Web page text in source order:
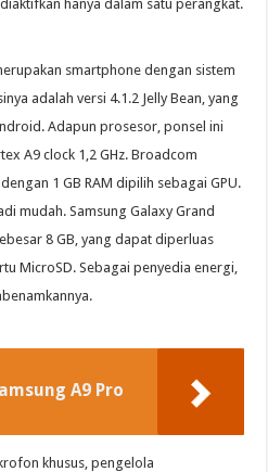
hanya dalam satu perangkat.
smartphone dengan sistem
adalah versi 4.1.2 Jelly Bean, yang
Adapun prosesor, ponsel ini
A9 clock 1,2 GHz. Broadcom
1 GB RAM dipilih sebagai GPU.
mudah. Samsung Galaxy Grand
8 GB, yang dapat diperluas
MicroSD. Sebagai penyedia energi,
A9 Pro
khusus, pengelola